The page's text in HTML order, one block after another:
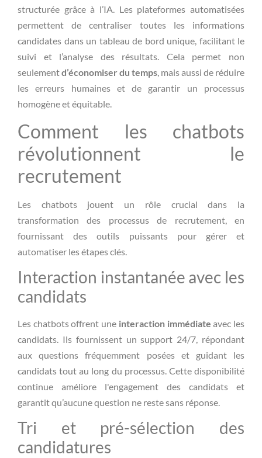
structurée grâce à l’IA. Les plateformes automatisées
permettent de centraliser toutes les informations
candidates dans un tableau de bord unique, facilitant le
suivi et l’analyse des résultats. Cela permet non
seulementd’économiser du temps, mais aussi de réduire
les erreurs humaines et de garantir un processus
homogène et équitable.
Comment les chatbots
révolutionnent le
recrutement
Les chatbots jouent un rôle crucial dans la
transformation des processus de recrutement, en
fournissant des outils puissants pour gérer et
automatiser les étapes clés.
Interaction instantanée avec les
candidats
Les chatbots offrent une interaction immédiate avec les
candidats. Ils fournissent un support 24/7, répondant
aux questions fréquemment posées et guidant les
candidats tout au long du processus. Cette disponibilité
continue améliore l'engagement des candidats et
garantit qu’aucune question ne reste sans réponse.
Tri et pré-sélection des
candidatures